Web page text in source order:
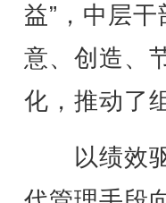
益”，中层
意、创造、
化，推动了
以绩效驱